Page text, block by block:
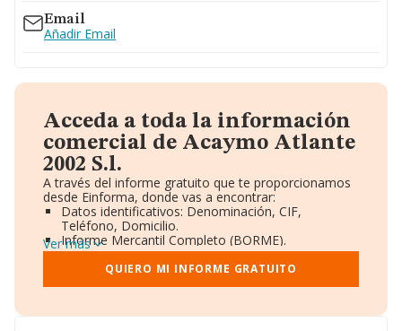
Email
Añadir Email
Acceda a toda la información
comercial de Acaymo Atlante
2002 S.l.
A través del informe gratuito que te proporcionamos
desde Einforma, donde vas a encontrar:
Datos identificativos: Denominación, CIF,
Teléfono, Domicilio.
Informe Mercantil Completo (BORME).
Gráficos de Evolución Ventas y Empleados.
Consejo de Administración y Administradores.
Directivos y Ejecutivos.
Ver más
QUIERO MI INFORME GRATUITO